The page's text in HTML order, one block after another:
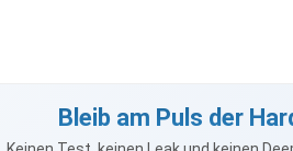
Bleib am Puls der